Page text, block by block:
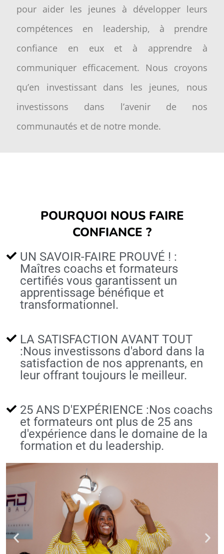
pour aider les jeunes à développer leurs
compétences en leadership, à prendre
confiance en eux et à apprendre à
communiquer efficacement. Nous croyons
qu’en investissant dans les jeunes, nous
investissons dans l’avenir de nos
communautés et de notre monde.
POURQUOI NOUS FAIRE
CONFIANCE ?
UN SAVOIR-FAIRE PROUVÉ ! :
Maîtres coachs et formateurs
certifiés vous garantissent un
apprentissage bénéfique et
transformationnel.
LA SATISFACTION AVANT TOUT
:Nous investissons d'abord dans la
satisfaction de nos apprenants, en
leur offrant toujours le meilleur.
25 ANS D'EXPÉRIENCE :Nos coachs
et formateurs ont plus de 25 ans
d'expérience dans le domaine de la
formation et du leadership.